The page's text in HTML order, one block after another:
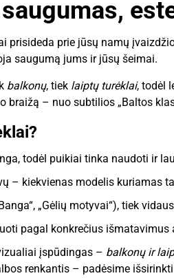
prisideda prie jūsų namų
saugumą jums ir jūsų šeimai.
balkonų, tiek laiptų turėklai, todėl
– nuo subtilios „Baltos
todėl puikiai tinka naudoti ir
– kiekvienas modelis kuriamas
„Gėlių motyvai“), tiek
pagal konkrečius išmatavimus
įspūdingas – balkonų ir
renkantis – padėsime